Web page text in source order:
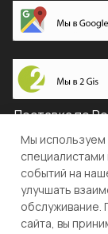
Доставка по
© 2026 "ЛЕВША"
Мы
событий на
улучшать
обслуживание.
сайта, вы